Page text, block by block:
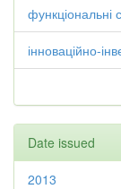
функціональні
інноваційно-
Date issued
2013